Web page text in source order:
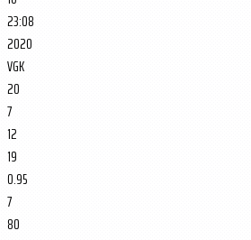
23:08
2020
VGK
20
7
12
19
0.95
7
80